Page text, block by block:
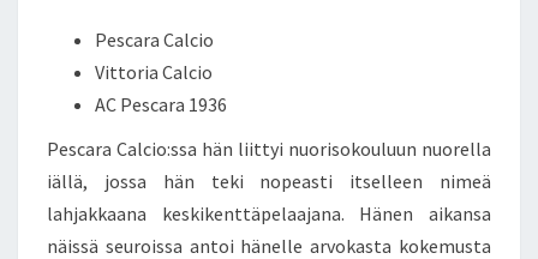
Pescara Calcio
Vittoria Calcio
AC Pescara 1936
Pescara Calcio:ssa hän liittyi nuorisokouluun nuorella
iällä, jossa hän teki nopeasti itselleen nimeä
lahjakkaana keskikenttäpelaajana. Hänen aikansa
näissä seuroissa antoi hänelle arvokasta kokemusta